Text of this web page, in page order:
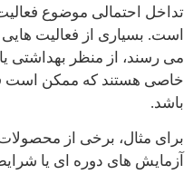
تداخل احتمالی موضوع
است. بسیاری از فعالیت
می رسند، از منظر بهداشتی
خاصی هستند که ممکن است
باشد.
برای مثال، برخی از محصولات
آزمایش های دوره ای یا